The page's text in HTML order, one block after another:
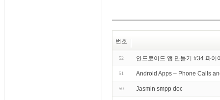
번호
52 안드로이드 앱 만들기 #34 파
51 Android Apps – Phone Calls
50 Jasmin smpp doc